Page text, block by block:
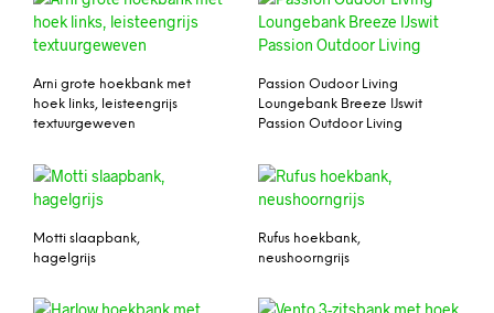
Arni grote hoekbank met
hoek links, leisteengrijs
textuurgeweven
Passion Oudoor Living
Loungebank Breeze IJswit
Passion Outdoor Living
Motti slaapbank,
hagelgrijs
Rufus hoekbank,
neushoorngrijs